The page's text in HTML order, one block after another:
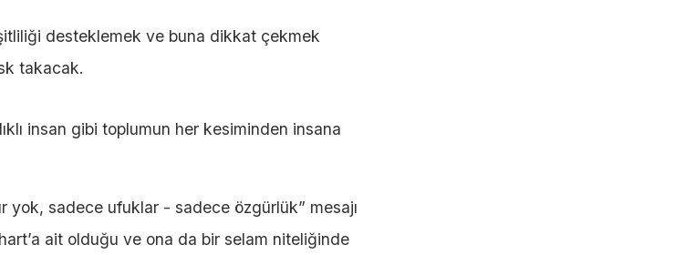
desteklemek ve buna dikkat çekmek
takacak.
insan gibi toplumun her kesiminden insana
yok, sadece ufuklar - sadece özgürlük” mesajı
ait olduğu ve ona da bir selam niteliğinde